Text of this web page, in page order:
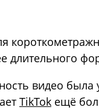
длительного
видео была
TikTok ещё